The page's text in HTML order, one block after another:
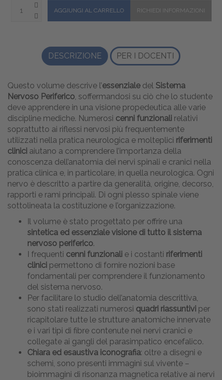
DESCRIZIONE PER I DOCENTI
Questo volume descrive l’essenzialedel Sistema
Nervoso Periferico, soffermandosi su ciò che lo studente
deve apprendere in una visione propedeutica alle varie
discipline mediche. Numerosi cenni funzionali relativi
soprattutto ai riflessi nervosi più frequentemente
utilizzati nella pratica neurologica e molteplici riferimenti
clinici aiutano a comprendere l’importanza della
conoscenza dell’anatomia dei nervi spinali e cranici nella
pratica clinica e, in particolare, in quella neurologica. Ogni
nervo è descritto a partire da generalità, origine, decorso,
rapporti e rami principali. Di ogni plesso spinale viene
sottolineata la costituzione e l’organizzazione.
Il volume è stato progettato per offrire una
sintetica ed essenziale visione di tutto il sistema
nervoso periferico.
I frequenti cenni funzionali e i costanti riferimenti
clinici permettono di fornire nozioni base
fondamentali per comprendere il funzionamento
del sistema nervoso.
Per facilitare lo studio dell’anatomia descrittiva,
sono stati realizzati numerosi quadri riassuntivi per
ricapitolare tutte le strutture anatomiche innervate
e i vari tipi di fibre contenute nei nervi cranici e
collegate ai gangli del parasimpatico encefalico.
Chiara ed esaustiva iconografia: oltre a disegni e
schemi, sono presenti immagini sul vivente –
bioimmagini di risonanza magnetica relative ai nervi